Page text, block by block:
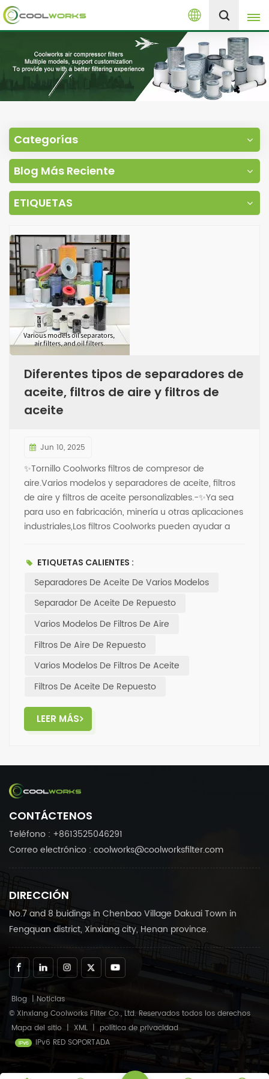
Español
English
español
العربية
русский
Melayu
+8613525046291
Categorías
Blog Más Reciente
ETIQUETAS
Diferentes tipos de separadores de
aceite, filtros de aire y filtros de
aceite
Jun 10, 2025
✨Tornillo Coolworks filtros de compresor de
aire.Varios modelos y separadores de aceite, filtros
de aire y filtros de aceite personalizables.-✨Ya sea
para uso en fabricación, minería u otras aplicaciones
industriales,Los filtros Coolworks pueden ayudar a
✨Coolworks hace que la filtración sea sencilla y
efectiva.Si necesitas más filtro de repuesto, Por favor,
no dude en ponerse en contacto con nosotros.
ETIQUETAS CALIENTES :
Separadores De Aceite De Varios Modelos
Separador De Aceite De Repuesto
Varios Modelos De Filtros De Aire
Filtros De Aire De Repuesto
Varios Modelos De Filtros De Aceite
Filtros De Aceite De Repuesto
LEER MÁS
CONTÁCTENOS
Teléfono : +8613525046291
Correo electrónico : coolworks@coolworksfilter.com
DIRECCIÓN
No.7 and 8 buidings in Chenbao Village Dakuai Town in
Fengquan district, Xinxiang city, Henan province.
Blog | Noticias
© Xinxiang Coolworks Filter Co., Ltd. Reservados todos los derechos
Mapa del sitio | XML | política de privacidad
IPv6 RED SOPORTADA